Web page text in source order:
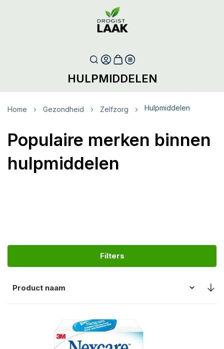
HULPMIDDELEN
Home Gezondheid Zelfzorg Hulpmiddelen
Populaire merken binnen
hulpmiddelen
Filters